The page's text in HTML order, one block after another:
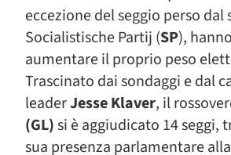
eccezione del seggio perso dal
Socialistische Partij (SP),
aumentare il proprio peso
Trascinato dai sondaggi e dal
leaderJesse Klaver, il
(GL)si è aggiudicato 14 seggi,
sua presenza parlamentare